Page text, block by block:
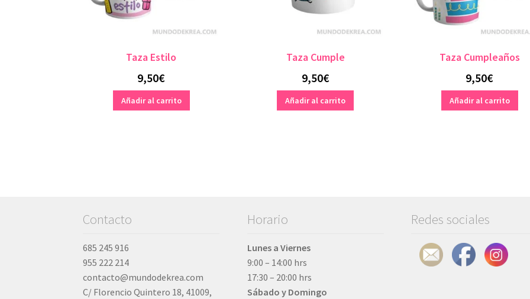
Taza Estilo
9,50€
Añadir al carrito
Taza Cumple
9,50€
Añadir al carrito
Taza Cumpleaños
9,50€
Añadir al carrito
Contacto
685 245 916
955 222 214
contacto@mundodekrea.com
C/ Florencio Quintero 18, 41009,
Horario
Lunes a Viernes
9:00 – 14:00 hrs
17:30 – 20:00 hrs
Sábado y Domingo
Redes sociales